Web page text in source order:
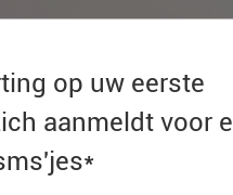
op uw eerste
aanmeldt voor